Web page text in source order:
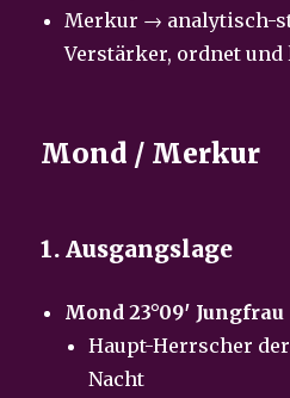
Merkur → analytisch-
Verstärker, ordnet
Mond / Merkur
1. Ausgangslage
Mond 23°09′ Jungfrau
Haupt-Herrscher
Nacht